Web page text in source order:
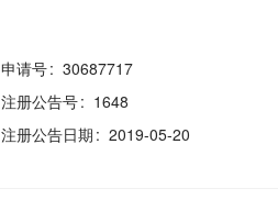
申请号 30687717
注册公告号 1648
注册公告日期 2019-05-20